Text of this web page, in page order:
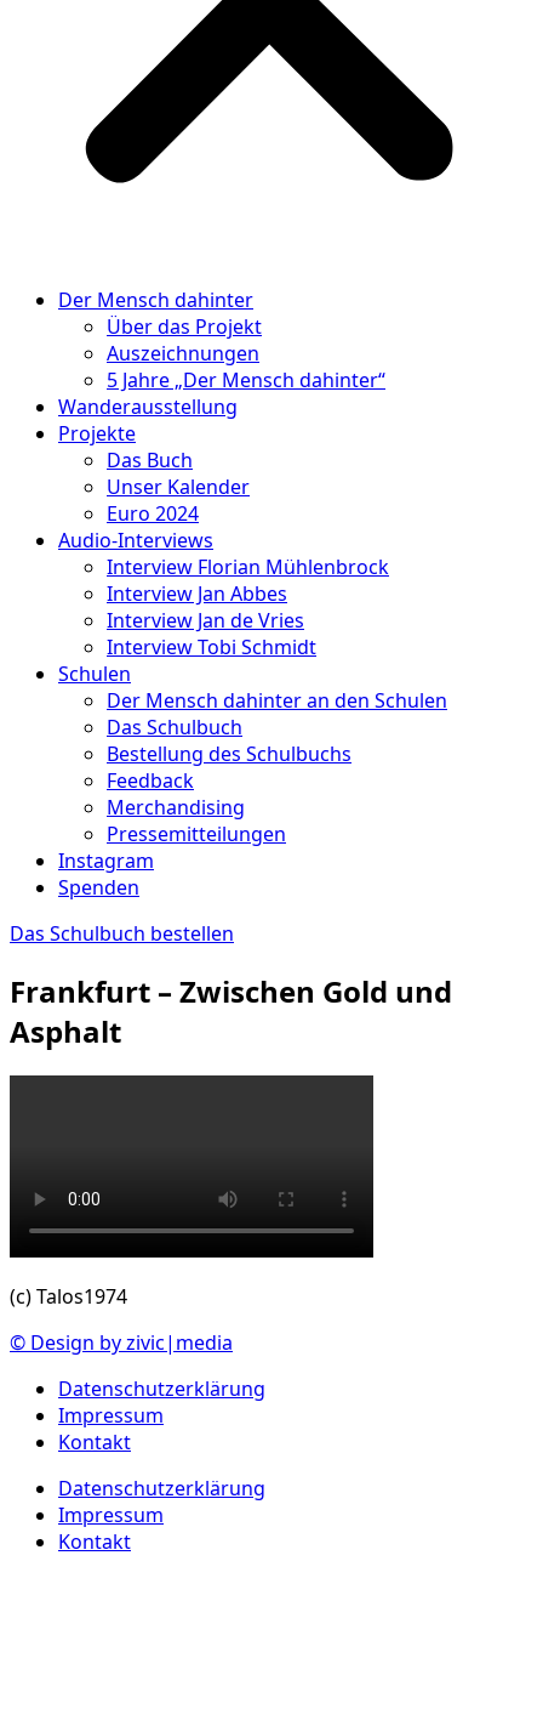
Der Mensch dahinter
Über das Projekt
Auszeichnungen
5 Jahre „Der Mensch dahinter“
Wanderausstellung
Projekte
Das Buch
Unser Kalender
Euro 2024
Audio-Interviews
Interview Florian Mühlenbrock
Interview Jan Abbes
Interview Jan de Vries
Interview Tobi Schmidt
Schulen
Der Mensch dahinter an den Schulen
Das Schulbuch
Bestellung des Schulbuchs
Feedback
Merchandising
Pressemitteilungen
Instagram
Spenden
Das Schulbuch bestellen
Frankfurt – Zwischen Gold und
Asphalt
(c) Talos1974
© Design by zivic|media
Datenschutzerklärung
Impressum
Kontakt
Datenschutzerklärung
Impressum
Kontakt